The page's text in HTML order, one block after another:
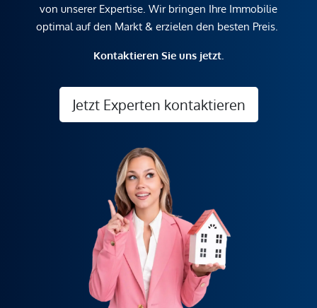
von unserer Expertise. Wir bringen Ihre Immobilie
optimal auf den Markt & erzielen den besten Preis.
Kontaktieren Sie uns jetzt.
Jetzt Experten kontaktieren